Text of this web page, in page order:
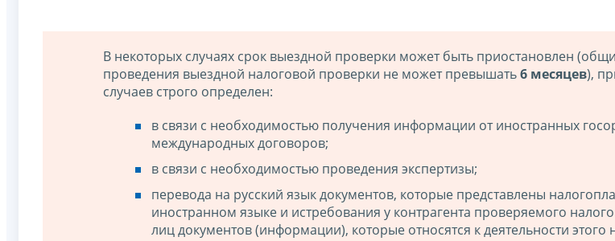
В некоторых случаях срок выездной проверки может быть приостановлен
проведения выездной налоговой проверки не может превышать6 месяцев),
случаев строго определен:
в связи с необходимостью получения информации от иностранных
международных договоров;
в связи с необходимостью проведения экспертизы;
перевода на русский язык документов, которые представлены
иностранном языке и истребования у контрагента проверяемого
лиц документов (информации), которые относятся к деятельности этого